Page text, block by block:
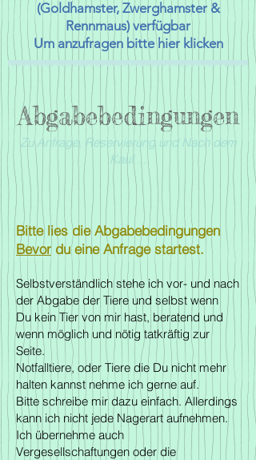
(Goldhamster, Zwerghamster &
Rennmaus) verfügbar
Um anzufragen bitte hier klicken
Abgabebedingungen
Zu Anfrage, Reservierung und Nach dem
Kauf ...
Bitte lies die Abgabebedingungen
Bevor du eine Anfrage startest.
Selbstverständlich stehe ich vor- und nach
der Abgabe der Tiere und selbst wenn
Du kein Tier von mir hast, beratend und
wenn möglich und nötig tatkräftig zur
Seite.
Notfalltiere, oder Tiere die Du nicht mehr
halten kannst nehme ich gerne auf.
Bitte schreibe mir dazu einfach. Allerdings
kann ich nicht jede Nagerart aufnehmen.
Ich übernehme auch
Vergesellschaftungen oder die